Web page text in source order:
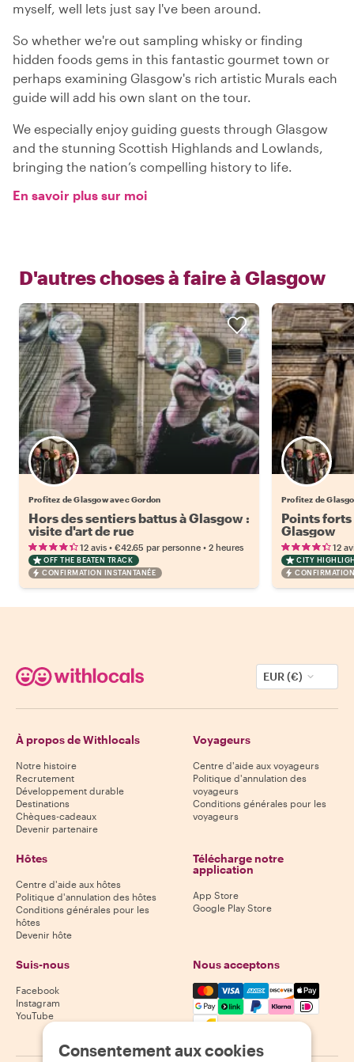
myself, well lets just say I've been around.
So whether we're out sampling whisky or finding
hidden foods gems in this fantastic gourmet town or
perhaps examining Glasgow's rich artistic Murals each
guide will add his own slant on the tour.
We especially enjoy guiding guests through Glasgow
and the stunning Scottish Highlands and Lowlands,
bringing the nation’s compelling history to life.
En savoir plus sur moi
D'autres choses à faire à Glasgow
Profitez de Glasgow avec Gordon
Hors des sentiers battus à Glasgow :
visite d'art de rue
12 avis • €42.65 par personne • 2 heures
OFF THE BEATEN TRACK
CONFIRMATION INSTANTANÉE
Profitez de
Points
Glasgow
12
CITY
EUR (€)
À propos de Withlocals
Notre histoire
Recrutement
Développement durable
Destinations
Chèques-cadeaux
Devenir partenaire
Voyageurs
Centre d'aide aux voyageurs
Politique d'annulation des
voyageurs
Conditions générales pour les
voyageurs
Hôtes
Centre d'aide aux hôtes
Politique d'annulation des hôtes
Conditions générales pour les
hôtes
Devenir hôte
Télécharge notre
application
App Store
Google Play Store
Suis-nous
Facebook
Instagram
YouTube
Nous acceptons
Mastercard, Visa, Amex,
Consentement aux cookies